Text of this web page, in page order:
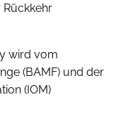
wird vom
(BAMF) und der
(IOM)